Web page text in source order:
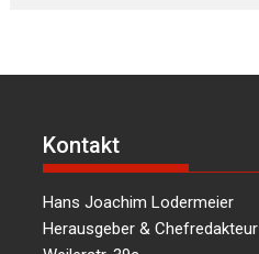
Kontakt
Hans Joachim Lodermeier
Herausgeber & Chefredakteur